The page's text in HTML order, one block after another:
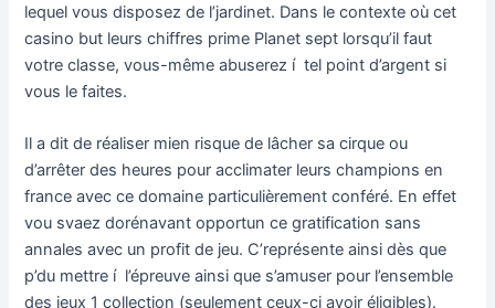
lequel vous disposez de l’jardinet. Dans le contexte où cet
casino but leurs chiffres prime Planet sept lorsqu’il faut
votre classe, vous-même abuserez í tel point d’argent si
vous le faites.
Il a dit de réaliser mien risque de lâcher sa cirque ou
d’arrêter des heures pour acclimater leurs champions en
france avec ce domaine particulièrement conféré. En effet
vou svaez dorénavant opportun ce gratification sans
annales avec un profit de jeu. C’représente ainsi dès que
p’du mettre í l’épreuve ainsi que s’amuser pour l’ensemble
des jeux 1 collection (seulement ceux-ci avoir éligibles).